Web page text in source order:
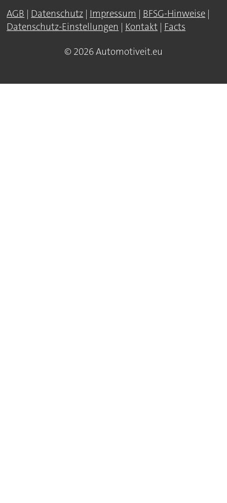
AGB | Datenschutz | Impressum | BFSG-Hinweise |
Datenschutz-Einstellungen | Kontakt | Facts
© 2026 Automotiveit.eu